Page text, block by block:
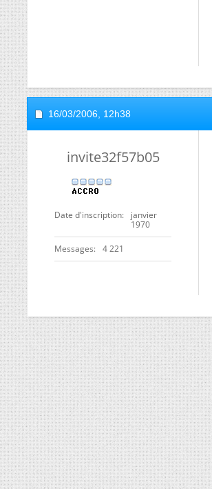
16/03/2006, 12h38
invite32f57b05
Date d'inscription
janvier
1970
Messages 4 221